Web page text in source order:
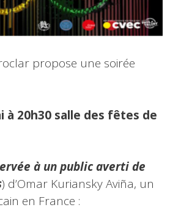
propose une soirée
à 20h30 salle des fêtes de
à un public averti de
) d’Omar Kuriansky Aviña, un
en France :